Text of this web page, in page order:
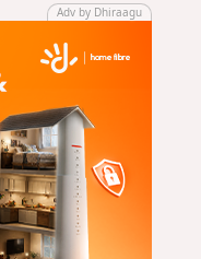
Adv by Dhiraagu